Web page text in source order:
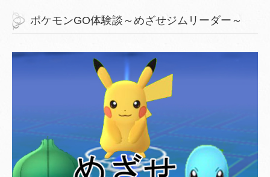
ポケモンGO体験談～めざせジムリーダー～